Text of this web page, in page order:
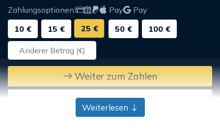
Zahlungsoptionen: Pay
Pay
10 €
15 € 25 € 50 € 100 €
Weiter zum Zahlen
Bank-Überweisung
Weiterlesen